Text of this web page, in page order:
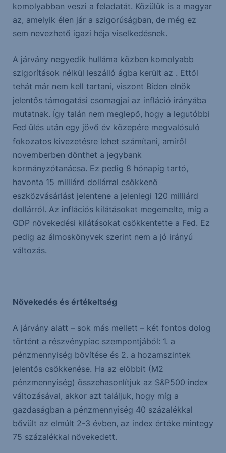
komolyabban veszi a feladatát. Közülük is a magyar
az, amelyik élen jár a szigorúságban, de még ez
sem nevezhető igazi héja viselkedésnek.
A járvány negyedik hulláma közben komolyabb
szigorítások nélkül leszálló ágba került az . Ettől
tehát már nem kell tartani, viszont Biden elnök
jelentős támogatási csomagjai az infláció irányába
mutatnak. Így talán nem meglepő, hogy a legutóbbi
Fed ülés után egy jövő év közepére megvalósuló
fokozatos kivezetésre lehet számítani, amiről
novemberben dönthet a jegybank
kormányzótanácsa. Ez pedig 8 hónapig tartó,
havonta 15 milliárd dollárral csökkenő
eszközvásárlást jelentene a jelenlegi 120 milliárd
dollárról. Az inflációs kilátásokat megemelte, míg a
GDP növekedési kilátásokat csökkentette a Fed. Ez
pedig az álmoskönyvek szerint nem a jó irányú
változás.
Növekedés és értékeltség
A járvány alatt – sok más mellett – két fontos dolog
történt a részvénypiac szempontjából: 1. a
pénzmennyiség bővítése és 2. a hozamszintek
jelentős csökkenése. Ha az előbbit (M2
pénzmennyiség) összehasonlítjuk az S&P500 index
változásával, akkor azt találjuk, hogy míg a
gazdaságban a pénzmennyiség 40 százalékkal
bővült az elmúlt 2-3 évben, az index értéke mintegy
75 százalékkal növekedett.